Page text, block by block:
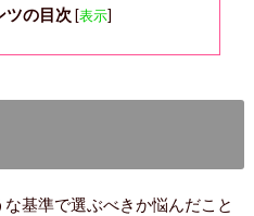
ツの目次 [表示]
基準で選ぶべきか悩んだこと